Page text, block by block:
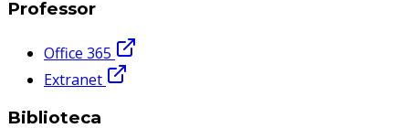
Professor
Office 365
Extranet
Biblioteca